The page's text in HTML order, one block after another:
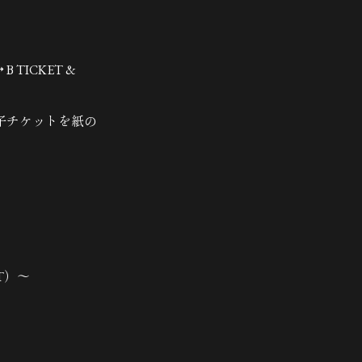
TICKET &
ケットを紙の
）～